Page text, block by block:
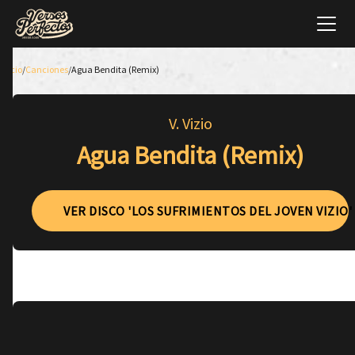
Inicio/Canciones/Agua Bendita (Remix)
V. Vizio
Agua Bendita (Remix)
VER DISCO 'LOS SUFRIMIENTOS DEL JOVEN VIZIO'